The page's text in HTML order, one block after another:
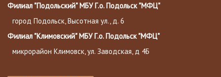
Филиал "Подольский" МБУ Г.о. Подольск "МФЦ"
город Подольск, Высотная ул., д. 6
Филиал "Климовский" МБУ Г.о. Подольск "МФЦ"
микрорайон Климовск, ул. Заводская, д 4Б